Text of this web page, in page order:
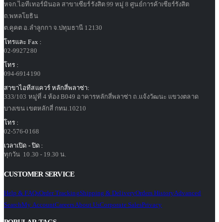
หจก.ไอทีเทอร์มินอล สาขาเซียร์รังสิต 99 หมู่ 8 ศูนย์การค้าเซียร์รังสิต
ถ.พหลโยธิน
ต.คูคต อ.ลำลูกกา จ.ปทุมธานี 12130
โทรและ Fax :
02-9927280
โทร :
094-6914190
สาขาไอทีสแควร์ หลักสี่พลาซ่า:
333/103 หมู่ที่ 4 ห้อง B049 อาคารหลักสี่พลาซ่า ถ.แจ้งวัฒนะ แขวงตลาด
บางเขน เขตหลักสี่ กทม.10210
โทร :
02-576-0168
เวลาเปิด - ปิด :
ทุกวัน 10.30 - 19.30 น.
CUSTOMER SERVICE
Help & FAQsOrder TrackingShipping & DeliveryOrders HistoryAdvanced
SearchMy AccountCareersAbout UsCorporate SalesPrivacy